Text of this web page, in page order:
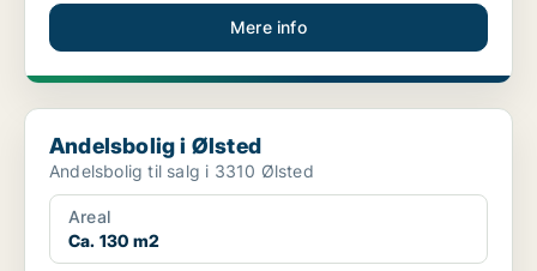
Mere info
Andelsbolig i Ølsted
Andelsbolig i Ølsted
Andelsbolig til salg i 3310 Ølsted
Areal
Ca. 130 m2